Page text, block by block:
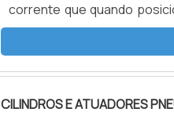
corrente que quando
mesma na posição
equipamento é bastante
fluídos. Além d.
CILINDROS E ATUADORES